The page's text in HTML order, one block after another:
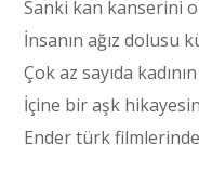
Sanki kan kanserini
İnsanın ağız dolusu
Çok az sayıda
İçine bir aşk
Ender türk